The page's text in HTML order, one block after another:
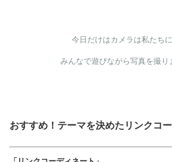
今日だけはカメラは私たち
みんなで遊びながら写真を撮り
おすすめ！テーマを決めたリンクコ